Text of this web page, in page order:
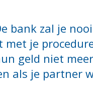
bank zal je
je
geld niet
als je partner